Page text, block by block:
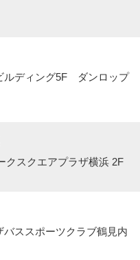
ルディング5F ダンロップ
スクエアプラザ横浜 2F
ススポーツクラブ鶴見内